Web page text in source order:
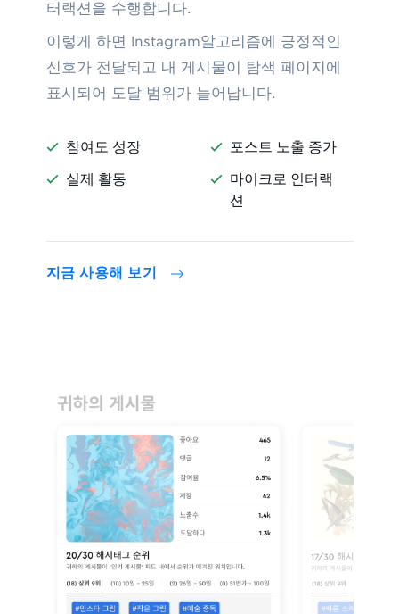
터랙션을 수행합니다.
이렇게 하면 Instagram알고리즘에 긍정적인
신호가 전달되고 내 게시물이 탐색 페이지에
표시되어 도달 범위가 늘어납니다.
 참여도 성장
 실제 활동
 포스트 노출 증가

마이크로 인터랙
션
지금 사용해 보기